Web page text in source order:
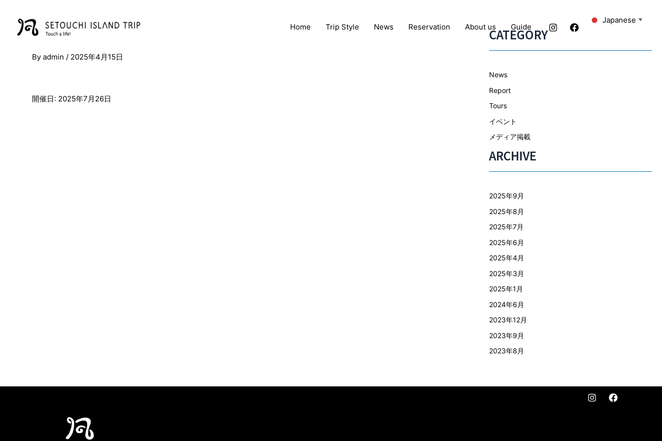
Home Trip Style News Reservation About us Guide
Japanese ▼
By admin / 2025年4月15日
開催日: 2025年7月26日
CATEGORY
News
Report
Tours
イベント
メディア掲載
ARCHIVE
2025年9月
2025年8月
2025年7月
2025年6月
2025年4月
2025年3月
2025年1月
2024年6月
2023年12月
2023年9月
2023年8月